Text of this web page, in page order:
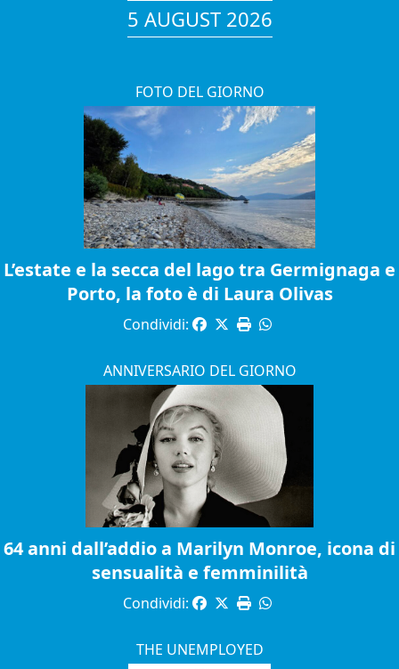
5 AUGUST 2026
FOTO DEL GIORNO
L’estate e la secca del lago tra Germignaga e
Porto, la foto è di Laura Olivas
Condividi:
ANNIVERSARIO DEL GIORNO
64 anni dall’addio a Marilyn Monroe, icona di
sensualità e femminilità
Condividi:
THE UNEMPLOYED